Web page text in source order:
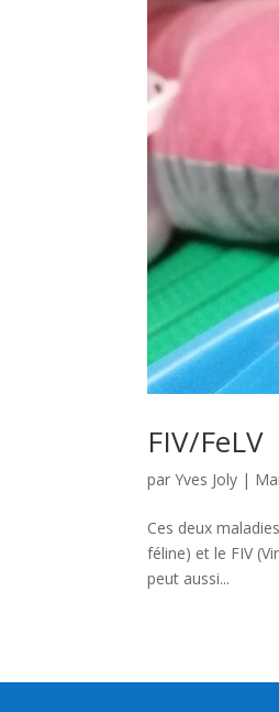
FIV/FeLV
parYves Joly |
Ces deux
féline) et le FIV
peut aussi...